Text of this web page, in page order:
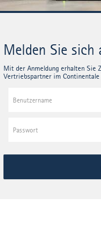
Melden Sie sich
Mit der Anmeldung erhalten Sie
Vertriebspartner im Continentale